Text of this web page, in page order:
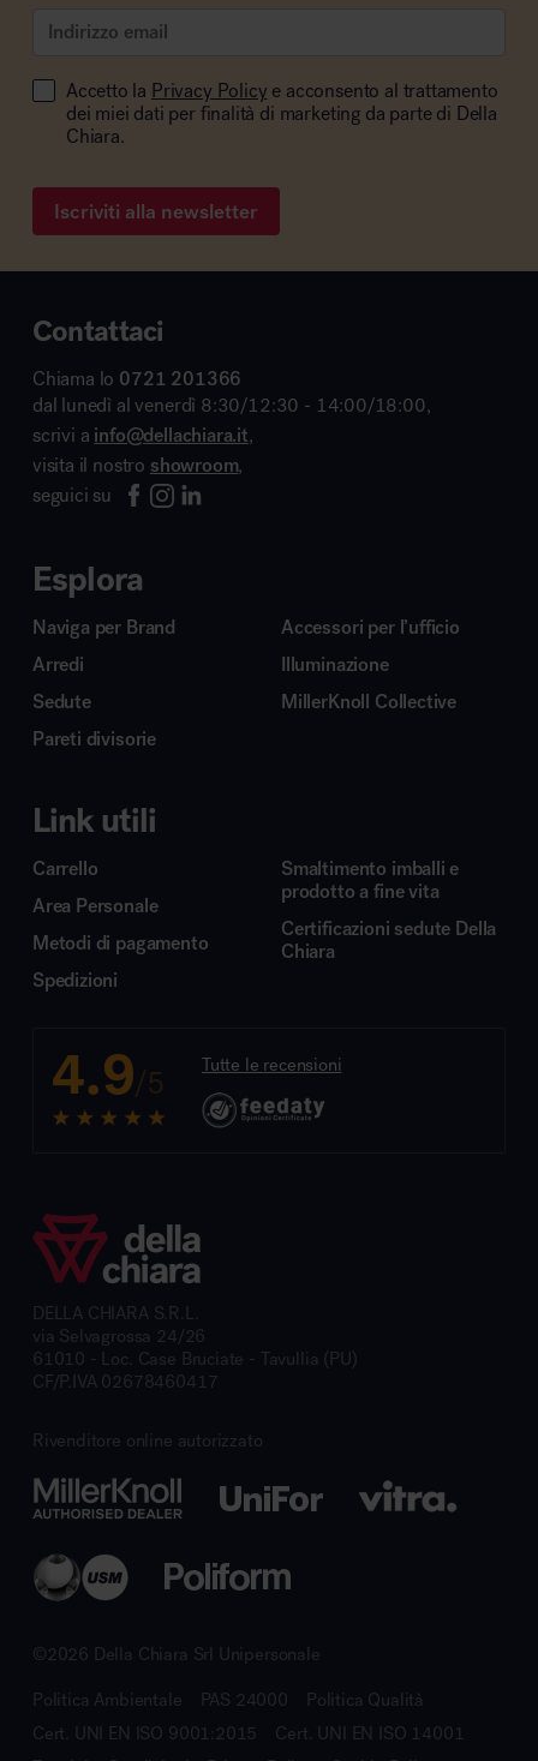
Accetto la Privacy Policy e acconsento al trattamento
dei miei dati per finalità di marketing da parte di Della
Chiara.
Iscriviti alla newsletter
Contattaci
Chiama lo 0721 201366
dal lunedì al venerdì 8:30/12:30 - 14:00/18:00,
scrivi a info@dellachiara.it,
visita il nostro showroom,
seguici su
Esplora
Naviga per Brand
Arredi
Sedute
Pareti divisorie
Accessori per l’ufficio
Illuminazione
MillerKnoll Collective
Link utili
Carrello
Area Personale
Metodi di pagamento
Spedizioni
Smaltimento imballi e
prodotto a fine vita
Certificazioni sedute Della
Chiara
4.9/5 Tutte le recensioni
DELLA CHIARA S.R.L.
via Selvagrossa 24/26
61010 - Loc. Case Bruciate - Tavullia (PU)
CF/P.IVA 02678460417
Rivenditore online autorizzato
©2026 Della Chiara Srl Unipersonale
Politica Ambientale PAS 24000
Politica Qualità
Cert. UNI EN ISO 9001:2015
Cert. UNI EN ISO 14001